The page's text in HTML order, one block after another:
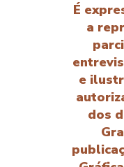
É
a
e
dos